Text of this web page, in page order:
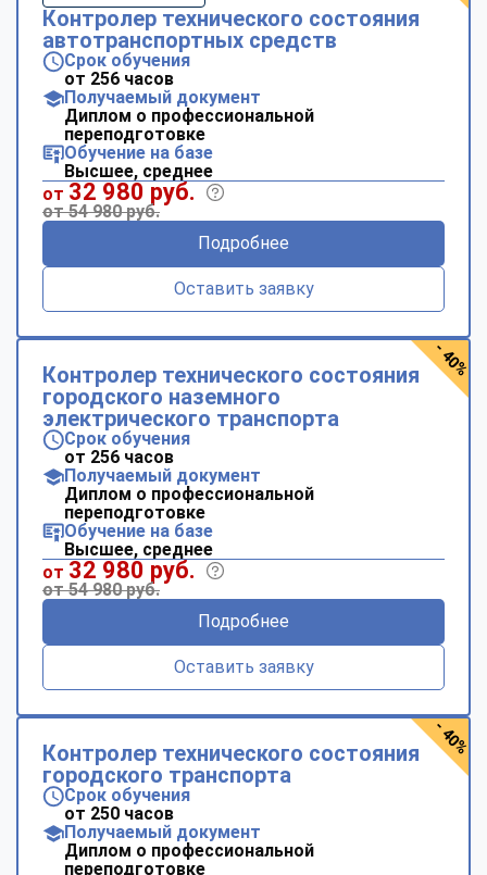
Контролер технического состояния
автотранспортных средств
Срок обучения
от 256 часов
Получаемый документ
Диплом о профессиональной
переподготовке
Обучение на базе
Высшее, среднее
от 32 980 руб.
от 54 980 руб.
Подробнее
Оставить заявку
Контролер технического состояния
городского наземного
электрического транспорта
Срок обучения
от 256 часов
Получаемый документ
Диплом о профессиональной
переподготовке
Обучение на базе
Высшее, среднее
от 32 980 руб.
от 54 980 руб.
Подробнее
Оставить заявку
- 40%
Контролер технического состояния
городского транспорта
Срок обучения
от 250 часов
Получаемый документ
Диплом о профессиональной
переподготовке
- 40%